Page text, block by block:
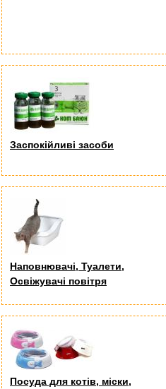
Заспокійливі засоби
Наповнювачі, Туалети,
Освіжувачі повітря
Посуда для котів, міски,